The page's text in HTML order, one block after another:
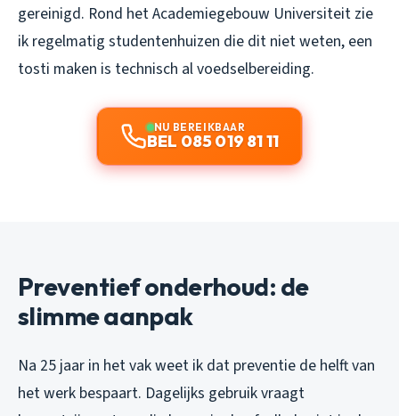
gereinigd. Rond het Academiegebouw Universiteit zie
ik regelmatig studentenhuizen die dit niet weten, een
tosti maken is technisch al voedselbereiding.
NU BEREIKBAAR
BEL 085 019 81 11
Preventief onderhoud: de
slimme aanpak
Na 25 jaar in het vak weet ik dat preventie de helft van
het werk bespaart. Dagelijks gebruik vraagt